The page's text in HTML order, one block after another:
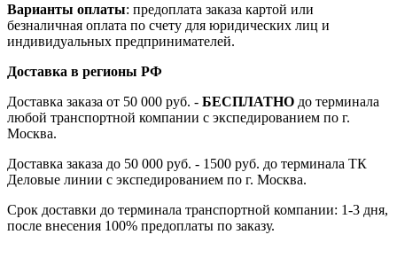
Варианты оплаты: предоплата заказа картой или
безналичная оплата по счету для юридических лиц и
индивидуальных предпринимателей.
Доставка в регионы РФ
Доставка заказа от 50 000 руб. - БЕСПЛАТНО до терминала
любой транспортной компании с экспедированием по г.
Москва.
Доставка заказа до 50 000 руб. - 1500 руб. до терминала ТК
Деловые линии с экспедированием по г. Москва.
Срок доставки до терминала транспортной компании: 1-3 дня,
после внесения 100% предоплаты по заказу.